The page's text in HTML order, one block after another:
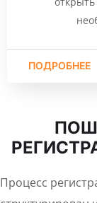
ПОДРОБНЕЕ
Процесс